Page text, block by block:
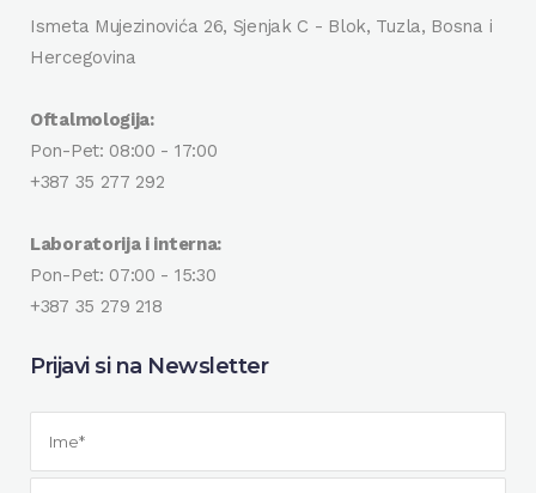
Ismeta Mujezinovića 26, Sjenjak C - Blok, Tuzla, Bosna i
Hercegovina
Oftalmologija:
Pon-Pet: 08:00 - 17:00
+387 35 277 292
Laboratorija i interna:
Pon-Pet: 07:00 - 15:30
+387 35 279 218
Prijavi si na Newsletter